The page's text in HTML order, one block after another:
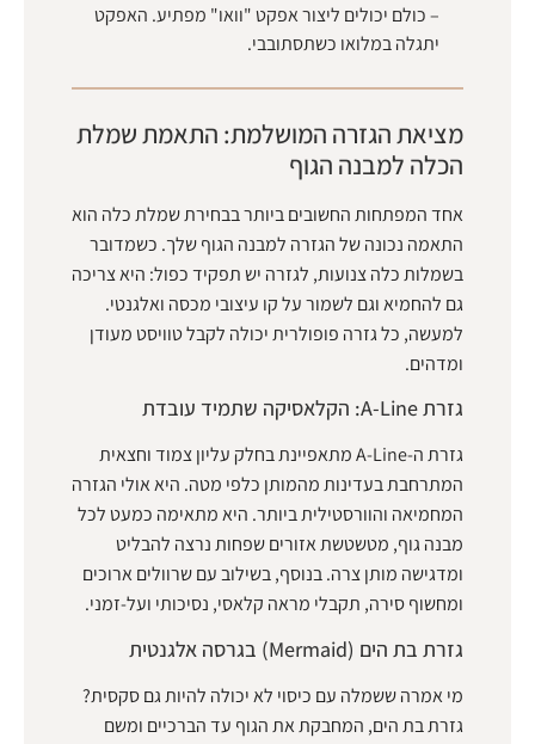
– כולם יכולים ליצור אפקט "וואו" מפתיע. האפקט
יתגלה במלואו כשתסתובבי.
מציאת הגזרה המושלמת: התאמת שמלת
הכלה למבנה הגוף
אחד המפתחות החשובים ביותר בבחירת שמלת כלה הוא
התאמה נכונה של הגזרה למבנה הגוף שלך. כשמדובר
בשמלות כלה צנועות, לגזרה יש תפקיד כפול: היא צריכה
גם להחמיא וגם לשמור על קו עיצובי מכסה ואלגנטי.
למעשה, כל גזרה פופולרית יכולה לקבל טוויסט מעודן
ומדהים.
גזרת A-Line: הקלאסיקה שתמיד עובדת
גזרת ה-A-Line מתאפיינת בחלק עליון צמוד וחצאית
המתרחבת בעדינות מהמותן כלפי מטה. היא אולי הגזרה
המחמיאה והוורסטילית ביותר. היא מתאימה כמעט לכל
מבנה גוף, מטשטשת אזורים שפחות נרצה להבליט
ומדגישה מותן צרה. בנוסף, בשילוב עם שרוולים ארוכים
ומחשוף סירה, תקבלי מראה קלאסי, נסיכותי ועל-זמני.
גזרת בת הים (Mermaid) בגרסה אלגנטית
מי אמרה ששמלה עם כיסוי לא יכולה להיות גם סקסית?
גזרת בת הים, המחבקת את הגוף עד הברכיים ומשם